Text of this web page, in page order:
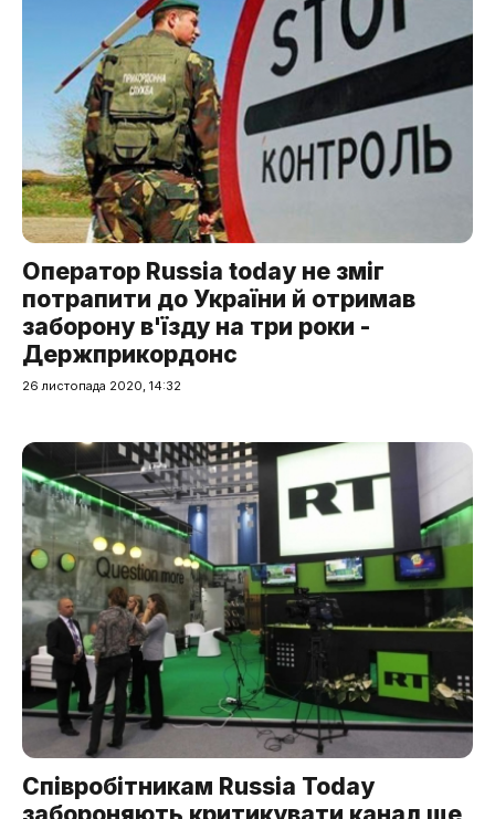
Оператор Russia today не зміг
потрапити до України й отримав
заборону в'їзду на три роки -
Держприкордонс
26 листопада 2020, 14:32
Співробітникам Russia Today